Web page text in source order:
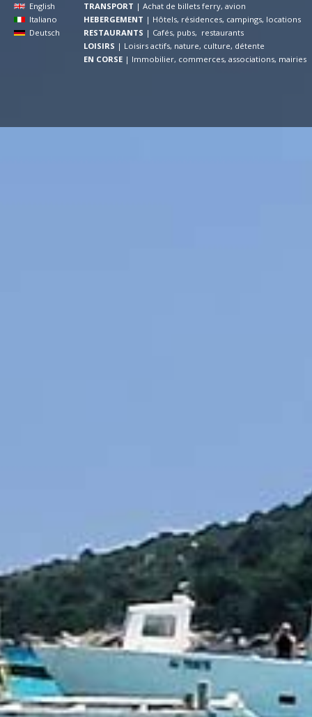
English
Italiano
Deutsch
TRANSPORT | Achat de billets ferry, avion
HEBERGEMENT | Hôtels, résidences, campings, locations
RESTAURANTS | Cafés, pubs, restaurants
LOISIRS | Loisirs actifs, nature, culture, détente
EN CORSE | Immobilier, commerces, associations, mairies